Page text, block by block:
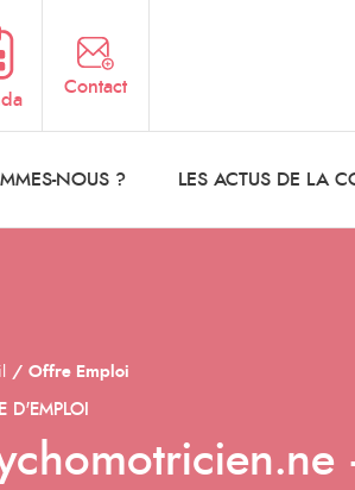
Contact
NOUS ? LES ACTUS DE LA
Offre Emploi
D'EMPLOI